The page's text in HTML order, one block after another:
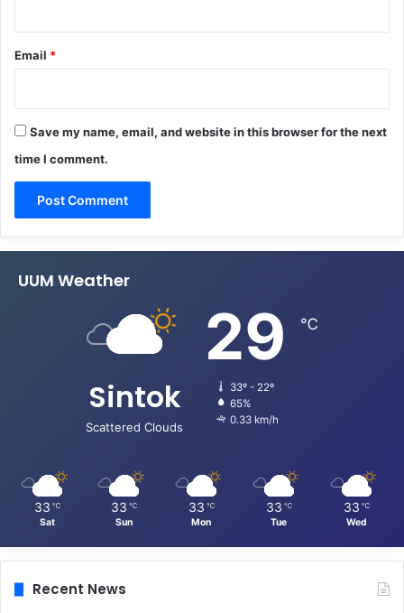
Email *
Save my name, email, and website in this browser for the next
time I comment.
UUM Weather
Sintok
Scattered Clouds
29 ℃
33º - 22º
65%
0.33 km/h
33 ℃
Sat
33 ℃
Sun
33 ℃
Mon
33 ℃
Tue
33 ℃
Wed
Recent News